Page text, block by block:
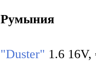
Румыния
"Duster" 1.6 16V,